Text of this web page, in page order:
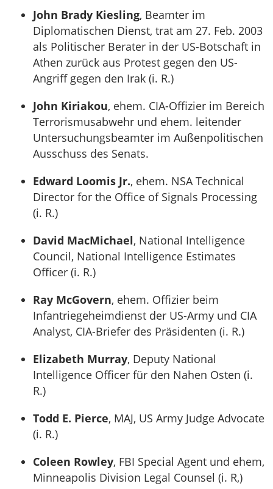
John Brady Kiesling, Beamter im
Diplomatischen Dienst, trat am 27. Feb. 2003
als Politischer Berater in der US-Botschaft in
Athen zurück aus Protest gegen den US-
Angriff gegen den Irak (i. R.)
John Kiriakou, ehem. CIA-Offizier im Bereich
Terrorismusabwehr und ehem. leitender
Untersuchungsbeamter im Außenpolitischen
Ausschuss des Senats.
Edward Loomis Jr., ehem. NSA Technical
Director for the Office of Signals Processing
(i. R.)
David MacMichael, National Intelligence
Council, National Intelligence Estimates
Officer (i. R.)
Ray McGovern, ehem. Offizier beim
Infantriegeheimdienst der US-Army und CIA
Analyst, CIA-Briefer des Präsidenten (i. R.)
Elizabeth Murray, Deputy National
Intelligence Officer für den Nahen Osten (i.
R.)
Todd E. Pierce, MAJ, US Army Judge Advocate
(i. R.)
Coleen Rowley, FBI Special Agent und ehem,
Minneapolis Division Legal Counsel (i. R,)